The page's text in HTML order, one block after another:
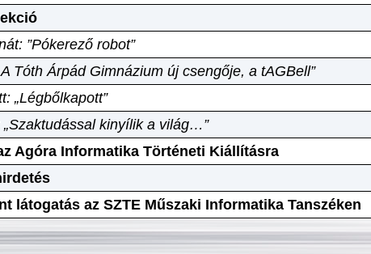
”Pókerező robot”
Tóth Árpád Gimnázium új csengője, a tAGBell”
„Légbőlkapott”
kinyílik a világ…”
Agóra Informatika Történeti Kiállításra
látogatás az SZTE Műszaki Informatika Tanszéken